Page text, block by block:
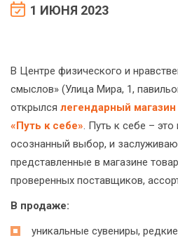
1 ИЮНЯ 2023
В Центре физического и
смыслов» (Улица Мира, 1,
открылся легендарный
«Путь к себе». Путь к себе –
осознанный выбор, и
представленные в магазине
проверенных поставщиков,
В продаже:
уникальные сувениры,